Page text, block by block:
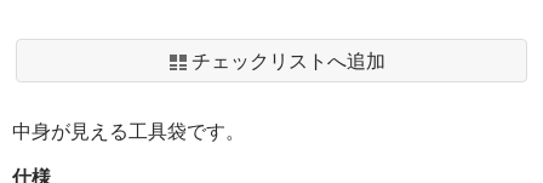
チェックリストへ追加
中身が見える工具袋です。
仕様